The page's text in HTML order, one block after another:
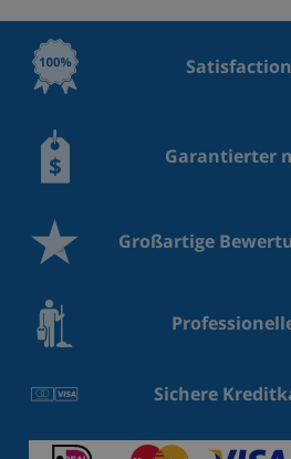
Garantierter
Großartige
Sichere